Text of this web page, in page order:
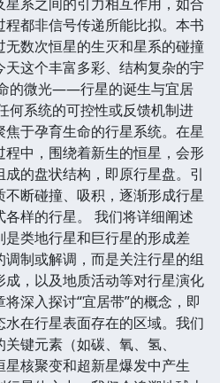
都非信号传递所能比拟。本书
数次恒星的生灭和星系的碰撞
这个丰富多彩、结构复杂的宇
的微光——行星的诞生与宜居
何系统的可控性或反馈机制进
于孕育生命的行星系统。在星
程中，围绕着新生的恒星，会形
的盘状结构，即原行星盘。引
断碰撞、吸积，逐渐形成行星
样的行星。 我们将详细阐述
类地行星和巨行星的形成差
制或解调，而是关注行星的组
成，以及地质活动等对行星演化
深入探讨“宜居带”的概念，即
在行星表面存在的区域。我们
键元素（如碳、氧、氢、
核聚变和超新星爆发中产生